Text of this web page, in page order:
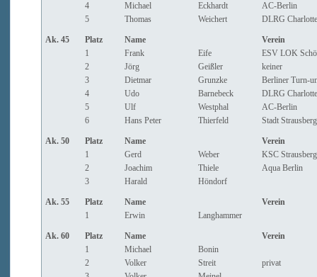
4
Michael Eckhardt
AC-Berlin
5
Thomas Weichert DLRG
Ak. 45 Platz Name
Verein
1
Frank Eife
ESV LOK
2
Jörg Geißler
keiner
3
Dietmar Grunzke
Berliner Turn-
4
Udo Barnebeck
DLRG
5
Ulf Westphal
AC-Berlin
6
Hans Peter Thierfeld Stadt
Ak. 50 Platz Name
Verein
1
Gerd Weber
KSC
2
Joachim Thiele
Aqua Berlin
3
Harald Höndorf
Ak. 55 Platz Name
Verein
1
Erwin Langhammer
Ak. 60 Platz Name
Verein
1
Michael
Bonin
2
Volker Streit
privat